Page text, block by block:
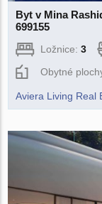
Byt v Mina
699155
Ložnice:3
Obytné
Aviera Living Real